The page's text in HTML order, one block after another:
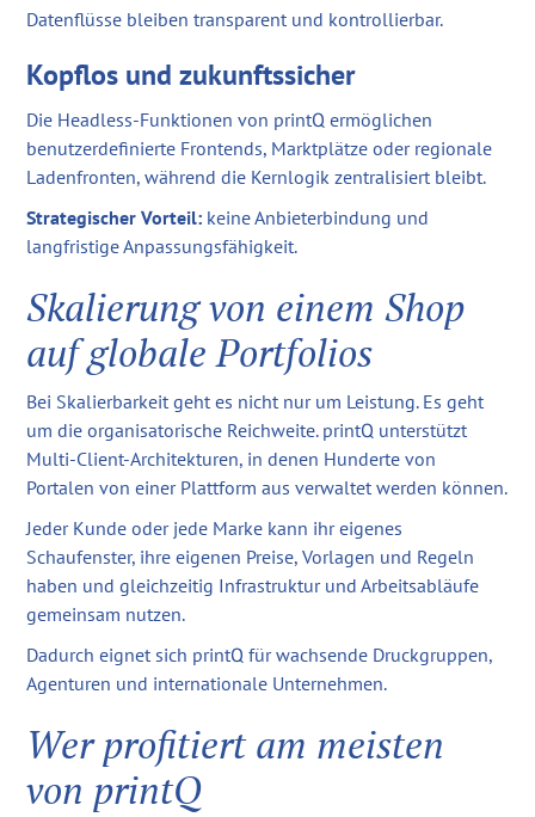
Datenflüsse bleiben transparent und kontrollierbar.
Kopflos und zukunftssicher
Die Headless-Funktionen von printQ ermöglichen
benutzerdefinierte Frontends, Marktplätze oder regionale
Ladenfronten, während die Kernlogik zentralisiert bleibt.
Strategischer Vorteil: keine Anbieterbindung und
langfristige Anpassungsfähigkeit.
Skalierung von einem Shop
auf globale Portfolios
Bei Skalierbarkeit geht es nicht nur um Leistung. Es geht
um die organisatorische Reichweite. printQ unterstützt
Multi-Client-Architekturen, in denen Hunderte von
Portalen von einer Plattform aus verwaltet werden können.
Jeder Kunde oder jede Marke kann ihr eigenes
Schaufenster, ihre eigenen Preise, Vorlagen und Regeln
haben und gleichzeitig Infrastruktur und Arbeitsabläufe
gemeinsam nutzen.
Dadurch eignet sich printQ für wachsende Druckgruppen,
Agenturen und internationale Unternehmen.
Wer profitiert am meisten
von printQ